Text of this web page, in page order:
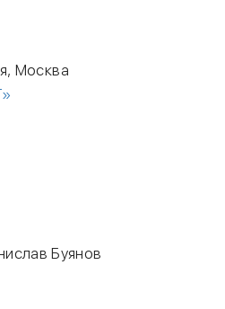
Москва
Буянов